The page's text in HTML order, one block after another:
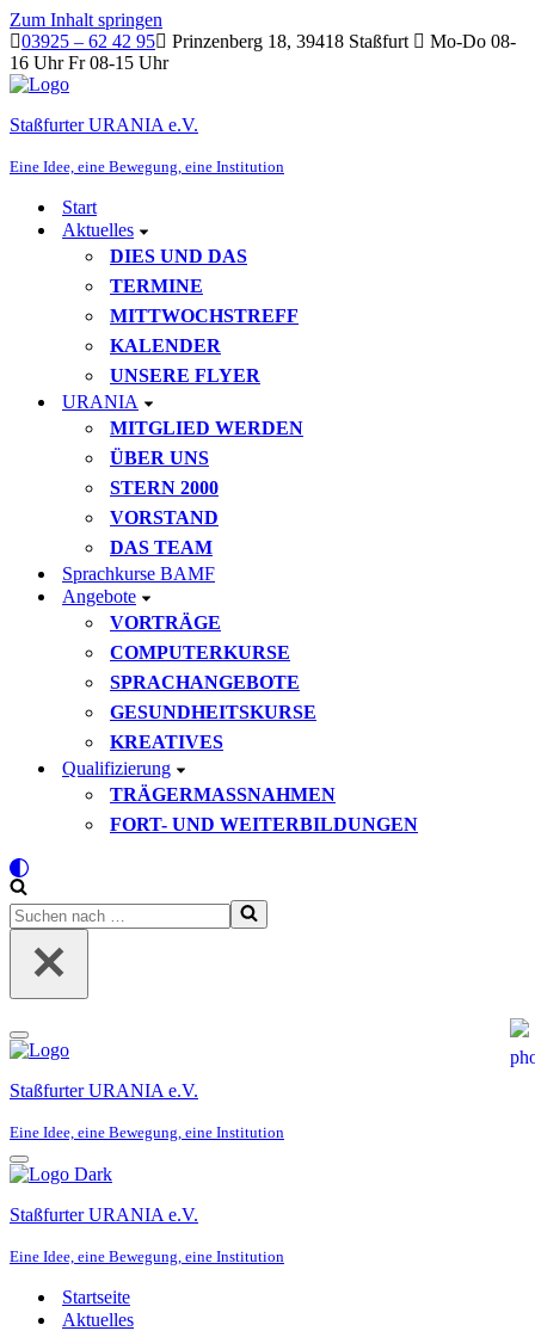
Zum Inhalt springen
03925 – 62 42 95
Prinzenberg 18, 39418 Staßfurt
Mo-Do 08-
16 Uhr Fr 08-15 Uhr
Staßfurter URANIA e.V.
Eine Idee, eine Bewegung, eine Institution
Start
Aktuelles
DIES UND DAS
TERMINE
MITTWOCHSTREFF
KALENDER
UNSERE FLYER
URANIA
MITGLIED WERDEN
ÜBER UNS
STERN 2000
VORSTAND
DAS TEAM
Sprachkurse BAMF
Angebote
VORTRÄGE
COMPUTERKURSE
SPRACHANGEBOTE
GESUNDHEITSKURSE
KREATIVES
Qualifizierung
TRÄGERMASSNAHMEN
FORT- UND WEITERBILDUNGEN
Suchen
nach …
Navigationsmenü
Staßfurter URANIA e.V.
Eine Idee, eine Bewegung, eine Institution
Navigationsmenü
Staßfurter URANIA e.V.
Eine Idee, eine Bewegung, eine Institution
Startseite
Aktuelles